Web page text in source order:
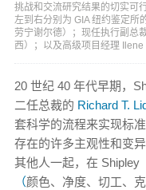
挑战和交流研究结果的切实可
左到右分别为 GIA 纽约鉴定
劳宁谢尔德）；现任执行副总
西）；以及高级项目经理 Ilene
20 世纪 40 年代早期，
二任总裁的 Richard T.
套科学的流程来实现标
存在的许多主观性和变
其他人一起，在 Shipley
（颜色、净度、切工、